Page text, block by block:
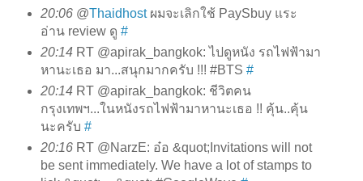
20:06@Thaidhostผมจะเลิกใช้ PaySbuy แระ
อ่าน review ดู #
20:14RT @apirak_bangkok: ไปดูหนัง รถไฟฟ้ามา
หานะเธอ มา...สนุกมากครับ !!! #BTS #
20:14RT @apirak_bangkok: ชีวิตคน
กรุงเทพฯ...ในหนังรถไฟฟ้ามาหานะเธอ !! คุ้น..คุ้น
นะครับ #
20:16RT @NarzE: อ๋อ &quot;Invitations will not
be sent immediately. We have a lot of stamps to